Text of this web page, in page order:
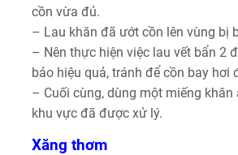
cồn vừa đủ.
– Lau khăn đã ướt cồn lên vùng bị
– Nên thực hiện việc lau vết bẩn 2
bảo hiệu quả, tránh để cồn bay hơi
– Cuối cùng, dùng một miếng khăn
khu vực đã được xử lý.
Xăng thơm